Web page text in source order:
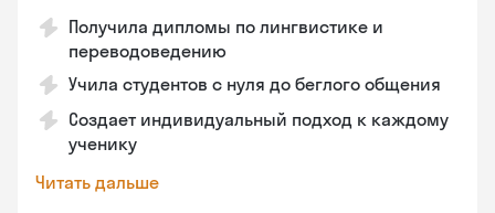
Получила дипломы по лингвистике и
переводоведению
Учила студентов с нуля до беглого общения
Создает индивидуальный подход к каждому
ученику
Читать дальше